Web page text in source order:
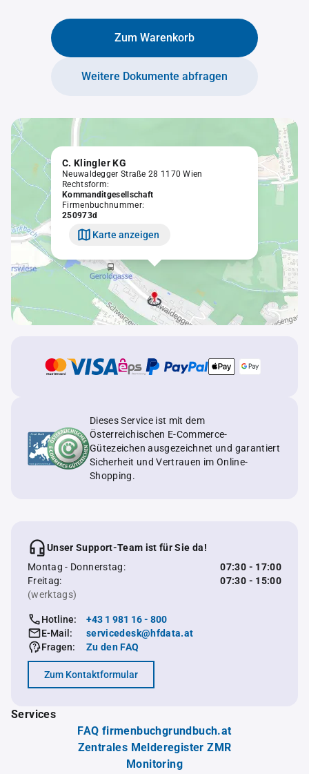
Zum Warenkorb
Weitere Dokumente abfragen
C. Klingler KG
Neuwaldegger Straße 28 1170 Wien
Rechtsform:
Kommanditgesellschaft
Firmenbuchnummer:
250973d
Karte anzeigen
Dieses Service ist mit dem
Österreichischen E-Commerce-
Gütezeichen ausgezeichnet und garantiert
Sicherheit und Vertrauen im Online-
Shopping.
Unser Support-Team ist für Sie da!
Montag - Donnerstag:
07:30 - 17:00
Freitag:
07:30 - 15:00
(werktags)
Hotline:
+43 1 981 16 - 800
E-Mail:
servicedesk@hfdata.at
Fragen:
Zu den FAQ
Zum Kontaktformular
Services
FAQ firmenbuchgrundbuch.at
Zentrales Melderegister ZMR
Monitoring